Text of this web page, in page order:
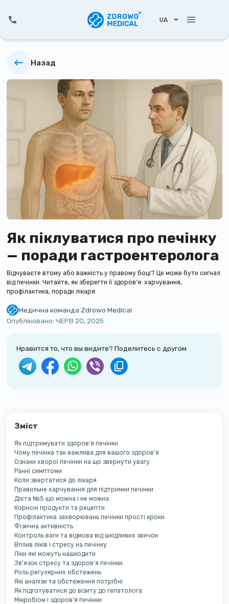
UA
Назад
Як піклуватися про печінку
— поради гастроентеролога
Відчуваєте втому або важкість у правому боці? Це може бути сигнал
від печінки. Читайте, як зберегти її здоров’я: харчування,
профілактика, поради лікаря.
Медична команда Zdrowo Medical
Команда сертифікованих лікарів клініки Zdrowo Medical. Ми пишемо
Опубліковано:ЧЕРВ 20, 2025
Нравится то, что вы видите? Поделитесь с другом
Зміст
Як підтримувати здоров’я печінки
Чому печінка так важлива для вашого здоров’я
Ознаки хворої печінки на що звернути увагу
Ранні симптоми
Коли звертатися до лікаря
Правильне харчування для підтримки печінки
Дієта №5 що можна і не можна
Корисні продукти та рецепти
Профілактика захворювань печінки прості кроки
Фізична активність
Контроль ваги та відмова від шкідливих звичок
Вплив ліків і стресу на печінку
Ліки які можуть нашкодити
Зв’язок стресу та здоров’я печінки
Роль регулярних обстежень
Які аналізи та обстеження потрібні
Як підготуватися до візиту до гепатолога
Мікробіом і здоров’я печінки